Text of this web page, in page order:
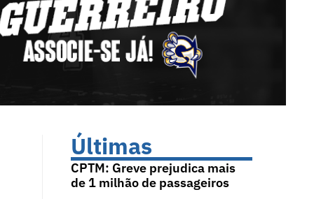
Últimas
CPTM: Greve prejudica mais
de 1 milhão de passageiros